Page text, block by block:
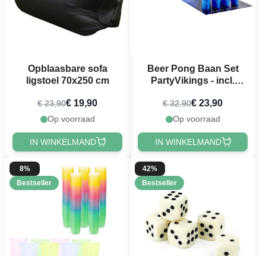
Opblaasbare sofa
ligstoel 70x250 cm
€ 23,90€ 19,90
Op voorraad
IN WINKELMAND
Beer Pong Baan Set
PartyVikings - incl.
Beer pong ballen
€ 32,90€ 23,90
Op voorraad
IN WINKELMAND
8%
Bestseller
42%
Bestseller